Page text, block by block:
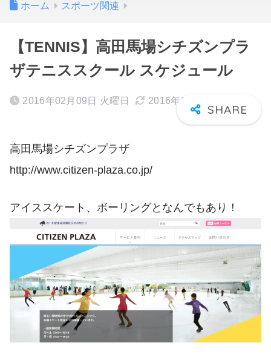
ホーム スポーツ関連
【TENNIS】高田馬場シチズンプラ
ザテニススクール スケジュール
2016年02月09日 火曜日 2016年03月13日 日曜日
高田馬場シチズンプラザ
http://www.citizen-plaza.co.jp/
アイススケート、ボーリングとなんでもあり！